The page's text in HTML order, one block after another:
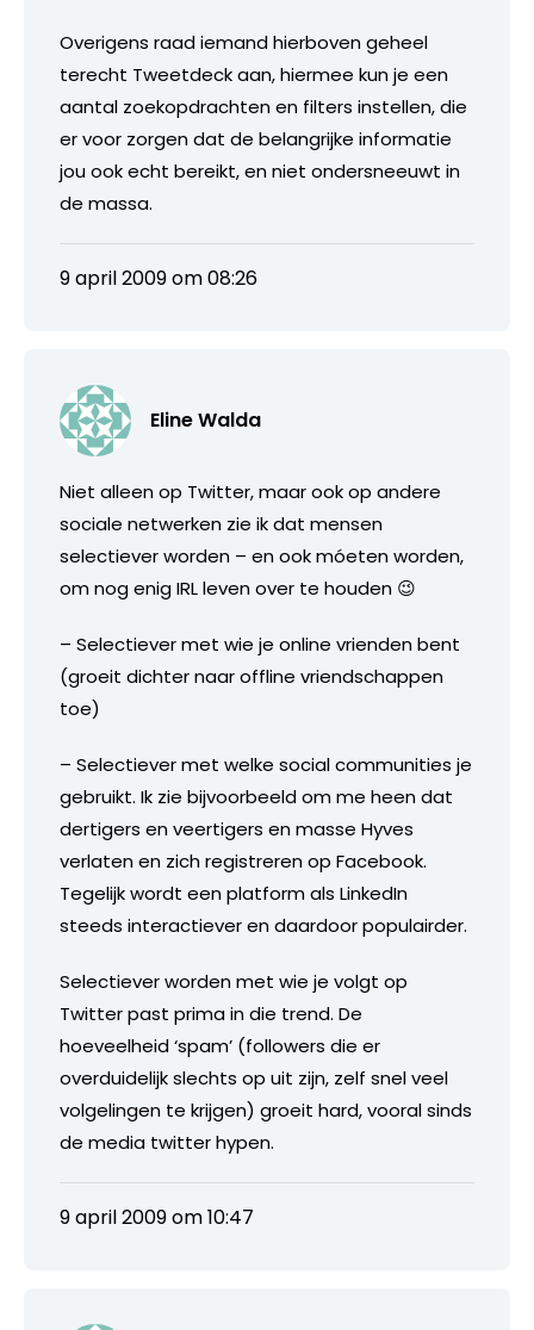
Overigens raad iemand hierboven geheel
terecht Tweetdeck aan, hiermee kun je een
aantal zoekopdrachten en filters instellen, die
er voor zorgen dat de belangrijke informatie
jou ook echt bereikt, en niet ondersneeuwt in
de massa.
9 april 2009 om 08:26
Eline Walda
Niet alleen op Twitter, maar ook op andere
sociale netwerken zie ik dat mensen
selectiever worden – en ook móeten worden,
om nog enig IRL leven over te houden 😉
– Selectiever met wie je online vrienden bent
(groeit dichter naar offline vriendschappen
toe)
– Selectiever met welke social communities je
gebruikt. Ik zie bijvoorbeeld om me heen dat
dertigers en veertigers en masse Hyves
verlaten en zich registreren op Facebook.
Tegelijk wordt een platform als LinkedIn
steeds interactiever en daardoor populairder.
Selectiever worden met wie je volgt op
Twitter past prima in die trend. De
hoeveelheid ‘spam’ (followers die er
overduidelijk slechts op uit zijn, zelf snel veel
volgelingen te krijgen) groeit hard, vooral sinds
de media twitter hypen.
9 april 2009 om 10:47